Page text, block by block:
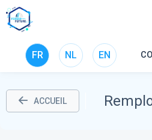
FR NL EN
ACCUEIL